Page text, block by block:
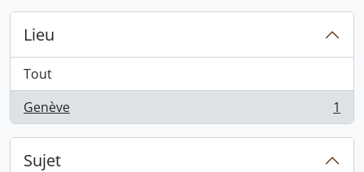
Lieu
Tout
Genève
, 1 résultats 1
Sujet